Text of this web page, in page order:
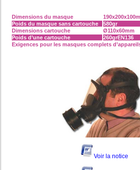
Dimensions du masque
Poids du masque sans cartouche
580gr
Dimensions cartouche
Ø110x60mm
Poids d’une cartouche
260grEN136
Exigences pour les masques complets
Voir la notice